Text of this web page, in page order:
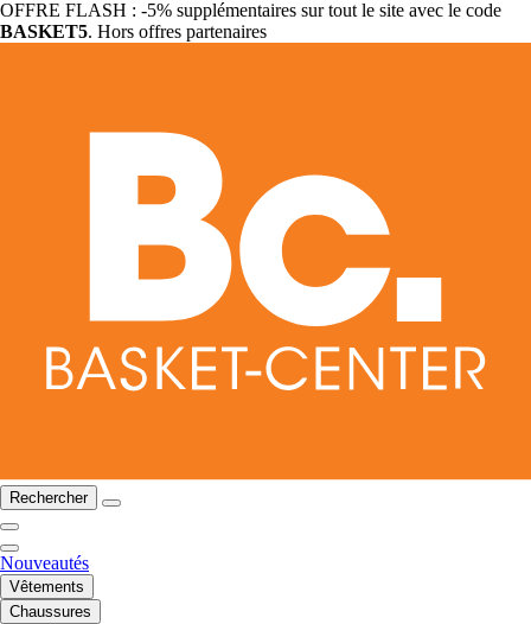
OFFRE FLASH : -5% supplémentaires sur tout le site avec le code
BASKET5. Hors offres partenaires
Rechercher
Nouveautés
Vêtements
Chaussures